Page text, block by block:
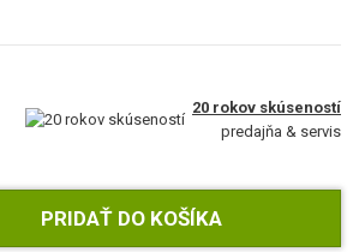
20 rokov skúseností
predajňa & servis